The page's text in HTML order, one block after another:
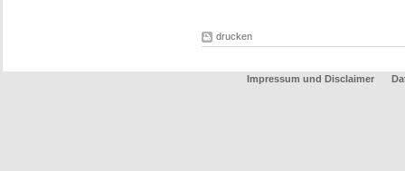
drucken
Impressum und Disclaimer